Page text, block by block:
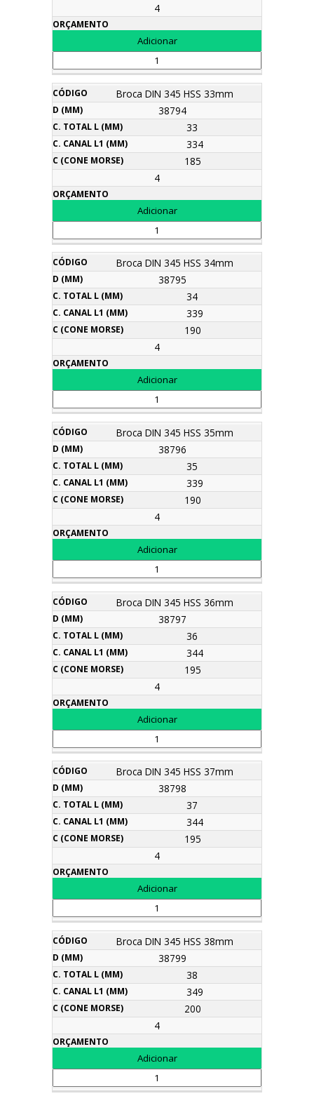
4
Broca DIN 345 HSS 33mm
38794
33
334
185
4
Broca DIN 345 HSS 34mm
38795
34
339
190
4
Broca DIN 345 HSS 35mm
38796
35
339
190
4
Broca DIN 345 HSS 36mm
38797
36
344
195
4
Broca DIN 345 HSS 37mm
38798
37
344
195
4
Broca DIN 345 HSS 38mm
38799
38
349
200
4